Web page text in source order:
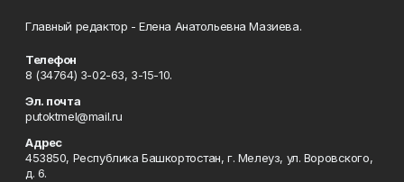
Главный редактор - Елена Анатольевна Мазиева.
Телефон
8 (34764) 3-02-63, 3-15-10.
Эл. почта
putoktmel@mail.ru
Адрес
453850, Республика Башкортостан, г. Мелеуз, ул. Воровского,
д. 6.